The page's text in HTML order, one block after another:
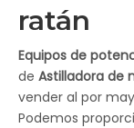
ratán
Equipos de
de Astilladora de
vender al por
Podemos